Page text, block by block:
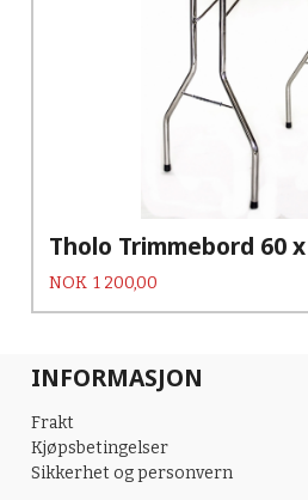
Tholo Trimmebord 60
Pris
NOK 1 200,00
INFORMASJON
Frakt
Kjøpsbetingelser
Sikkerhet og personvern